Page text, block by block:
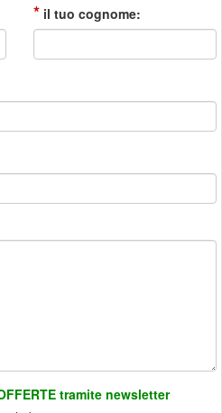
* il tuo cognome:
tramite newsletter